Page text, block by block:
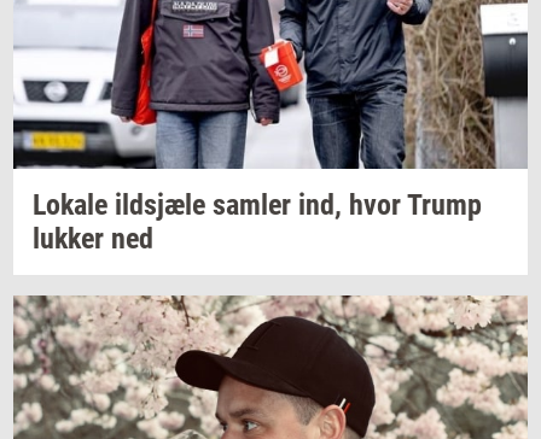
Lo­ka­le ildsjæ­le sam­ler ind, hvor Trump
luk­ker ned